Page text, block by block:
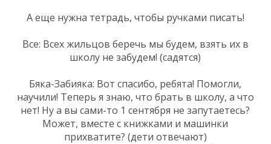
А еще нужна тетрадь, чтобы ручками писать!
Все: Всех жильцов беречь мы будем, взять их в
школу не забудем! (садятся)
Бяка-Забияка: Вот спасибо, ребята! Помогли,
научили! Теперь я знаю, что брать в школу, а что
нет! Ну а вы сами-то 1 сентября не запутаетесь?
Может, вместе с книжками и машинки
прихватите? (дети отвечают)